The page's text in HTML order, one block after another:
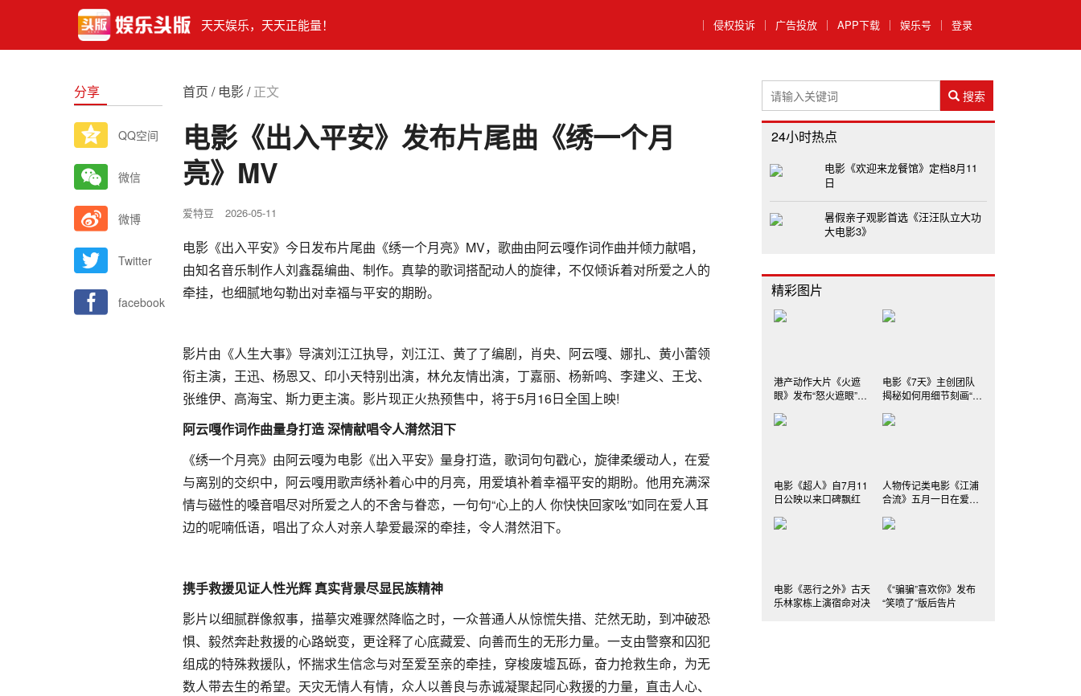
天天娱乐，天天正能量！ ｜ 侵权投诉 ｜ 广告投放 ｜ APP下载 ｜ 娱乐号 ｜ 登录
分享
QQ空间
微信
微博
Twitter
facebook
首页 / 电影/正文
电影《出入平安》发布片尾曲《绣一个月
亮》MV
爱特豆 2026-05-11
电影《出入平安》今日发布片尾曲《绣一个月亮》MV，歌曲由阿云嘎作词作曲并倾力献唱，
由知名音乐制作人刘鑫磊编曲、制作。真挚的歌词搭配动人的旋律，不仅倾诉着对所爱之人的
牵挂，也细腻地勾勒出对幸福与平安的期盼。
影片由《人生大事》导演刘江江执导，刘江江、黄了了编剧，肖央、阿云嘎、娜扎、黄小蕾领
衔主演，王迅、杨恩又、印小天特别出演，林允友情出演，丁嘉丽、杨新鸣、李建义、王戈、
张维伊、高海宝、斯力更主演。影片现正火热预售中，将于5月16日全国上映!
阿云嘎作词作曲量身打造 深情献唱令人潸然泪下
《绣一个月亮》由阿云嘎为电影《出入平安》量身打造，歌词句句戳心，旋律柔缓动人，在爱
与离别的交织中，阿云嘎用歌声绣补着心中的月亮，用爱填补着幸福平安的期盼。他用充满深
情与磁性的嗓音唱尽对所爱之人的不舍与眷恋，一句句“心上的人 你快快回家吆”如同在爱人耳
边的呢喃低语，唱出了众人对亲人挚爱最深的牵挂，令人潸然泪下。
携手救援见证人性光辉 真实背景尽显民族精神
影片以细腻群像叙事，描摹灾难骤然降临之时，一众普通人从惊慌失措、茫然无助，到冲破恐
惧、毅然奔赴救援的心路蜕变，更诠释了心底藏爱、向善而生的无形力量。一支由警察和囚犯
组成的特殊救援队，怀揣求生信念与对至爱至亲的牵挂，穿梭废墟瓦砾，奋力抢救生命，为无
数人带去生的希望。天灾无情人有情，众人以善良与赤诚凝聚起同心救援的力量，直击人心、
搜索
24小时热点
电影《欢迎来龙餐馆》定档8月11
日
暑假亲子观影首选《汪汪队立大功
大电影3》
精彩图片
港产动作大片《火遮
眼》发布“怒火遮眼”版
电影《7天》主创团队
揭秘如何用细节刻画“爱
电影《超人》自7月11
日公映以来口碑飘红
人物传记类电影《江浦
合流》五月一日在爱奇
电影《恶行之外》古天
乐林家栋上演宿命对决
《“骗骗”喜欢你》发布
“笑喷了”版后告片